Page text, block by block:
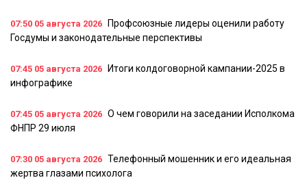
07:50 05 августа 2026
Профсоюзные лидеры оценили работу
Госдумы и законодательные перспективы
07:45 05 августа 2026
Итоги колдоговорной кампании-2025 в
инфографике
07:45 05 августа 2026 О чем говорили на заседании Исполкома
ФНПР 29 июля
07:30 05 августа 2026 Телефонный мошенник и его идеальная
жертва глазами психолога